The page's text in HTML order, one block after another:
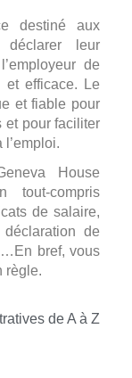
destiné aux
leur
de
et efficace. Le
et fiable pour
et pour faciliter
House
tout-compris
de salaire,
de
bref, vous
règle.
de A à Z